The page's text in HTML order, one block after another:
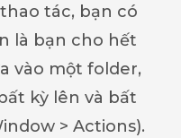
tác, bạn có
là bạn cho hết
vào một folder,
kỳ lên và bất
> Actions).